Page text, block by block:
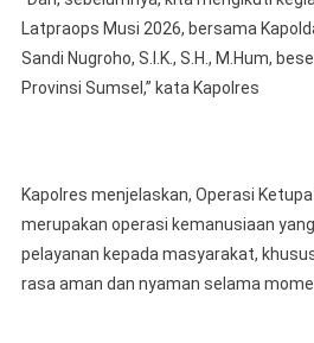
Latpraops Musi 2026, bersama
Sandi Nugroho, S.I.K., S.H., M.Hum,
Provinsi Sumsel,” kata Kapolres
Kapolres menjelaskan, Operasi
merupakan operasi kemanusiaan
pelayanan kepada masyarakat,
rasa aman dan nyaman selama